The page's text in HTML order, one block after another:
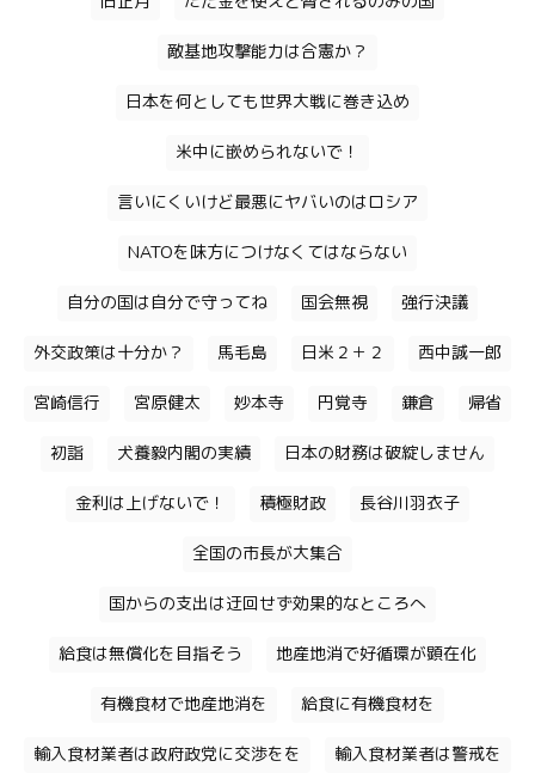
敵基地攻撃能力は合憲か？
日本を何としても世界大戦に巻き込め
米中に嵌められないで！
言いにくいけど最悪にヤバいのはロシア
NATOを味方につけなくてはならない
自分の国は自分で守ってね 国会無視 強行決議
外交政策は十分か？ 馬毛島 日米２＋２ 西中誠一郎
宮崎信行 宮原健太 妙本寺 円覚寺 鎌倉 帰省
初詣 犬養毅内閣の実績 日本の財務は破綻しません
金利は上げないで！ 積極財政 長谷川羽衣子
全国の市長が大集合
国からの支出は迂回せず効果的なところへ
給食は無償化を目指そう 地産地消で好循環が顕在化
有機食材で地産地消を 給食に有機食材を
輸入食材業者は政府政党に交渉をを 輸入食材業者は警戒を